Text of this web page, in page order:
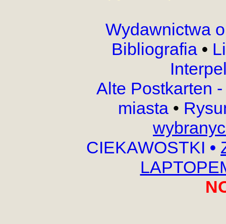
Wydawnictwa
Bibliografia •
Alte Postkarten
miasta•
CIEKAWOSTKI •